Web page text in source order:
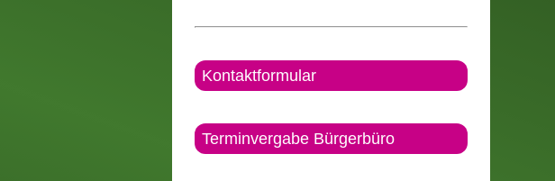
Kontaktformular
Terminvergabe Bürgerbüro